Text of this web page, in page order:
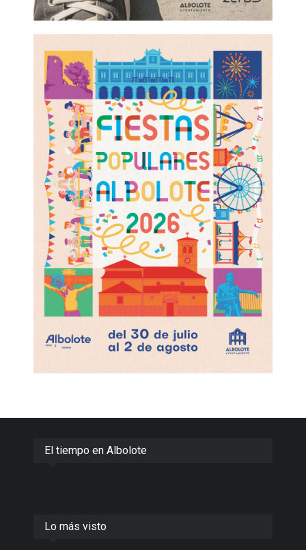
El tiempo en Albolote
Lo más visto